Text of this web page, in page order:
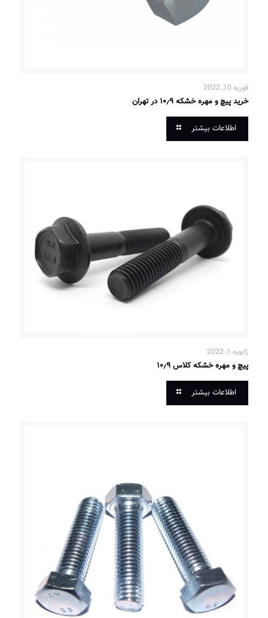
فوریه 10, 2022
خرید پیچ و مهره خشکه ۱۰٫۹ در تهران
اطلاعات بیشتر
ژانویه 1, 2022
پیچ و مهره خشکه کلاس ۱۰٫۹
اطلاعات بیشتر